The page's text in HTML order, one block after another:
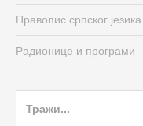
Правопис српског језика
Радионице и програми